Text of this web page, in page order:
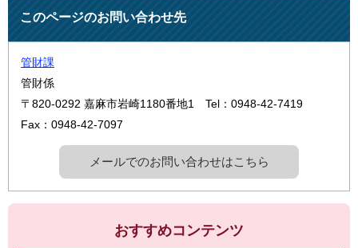
このページのお問い合わせ先
管財課
管財係
〒820-0292 嘉麻市岩崎1180番地1
Tel：0948-42-7419
Fax：0948-42-7097
メールでのお問い合わせはこちら
おすすめコンテンツ